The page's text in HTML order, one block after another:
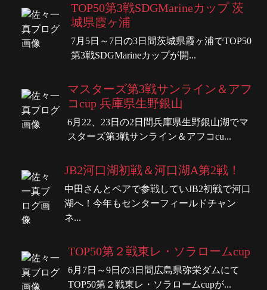
TOP50第3戦SDGMarineカップ 茨
城県霞ヶ浦
7月5日～7日の3日間茨城県霞ヶ浦でTOP50
第3戦SDGMarineカップが開...
マスターズ第3戦サンライン＆アフ
コcup 兵庫県生野銀山
6月22、23日の2日間兵庫県生野銀山湖でマ
スターズ第3戦サンライン＆アフコcu...
JB2河口湖初戦＆河口湖A第2戦！
中田さんとペアで参戦していJB2初戦で河口
湖へ！今年もセンターフィールドチャン
ネ...
TOP50第２戦東レ・ソラロームcup
6月7日～9日の3日間広島県弥栄ダムにて
TOP50第２戦東レ・ソラロームcupが...